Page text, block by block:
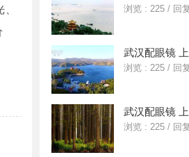
浏览 : 225 / 回
武汉配眼镜
浏览 : 225 / 回
武汉配眼镜
浏览 : 225 / 回